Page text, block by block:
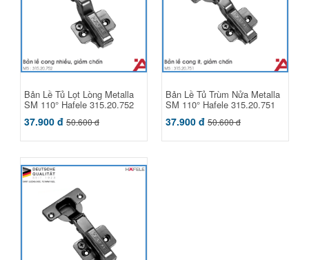
Bản Lề Tủ Lọt Lòng Metalla
SM 110° Hafele 315.20.752
37.900 đ 50.600 đ
Bản Lề Tủ Trùm Nửa Metalla
SM 110° Hafele 315.20.751
37.900 đ 50.600 đ